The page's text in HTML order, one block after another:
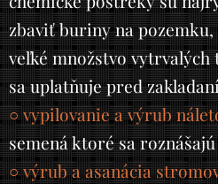
zbaviť buriny na
veľké množstvo vytrvalých
sa uplatňuje pred
○vypilovanie a výrub
semená ktoré sa
○výrub a asanácia